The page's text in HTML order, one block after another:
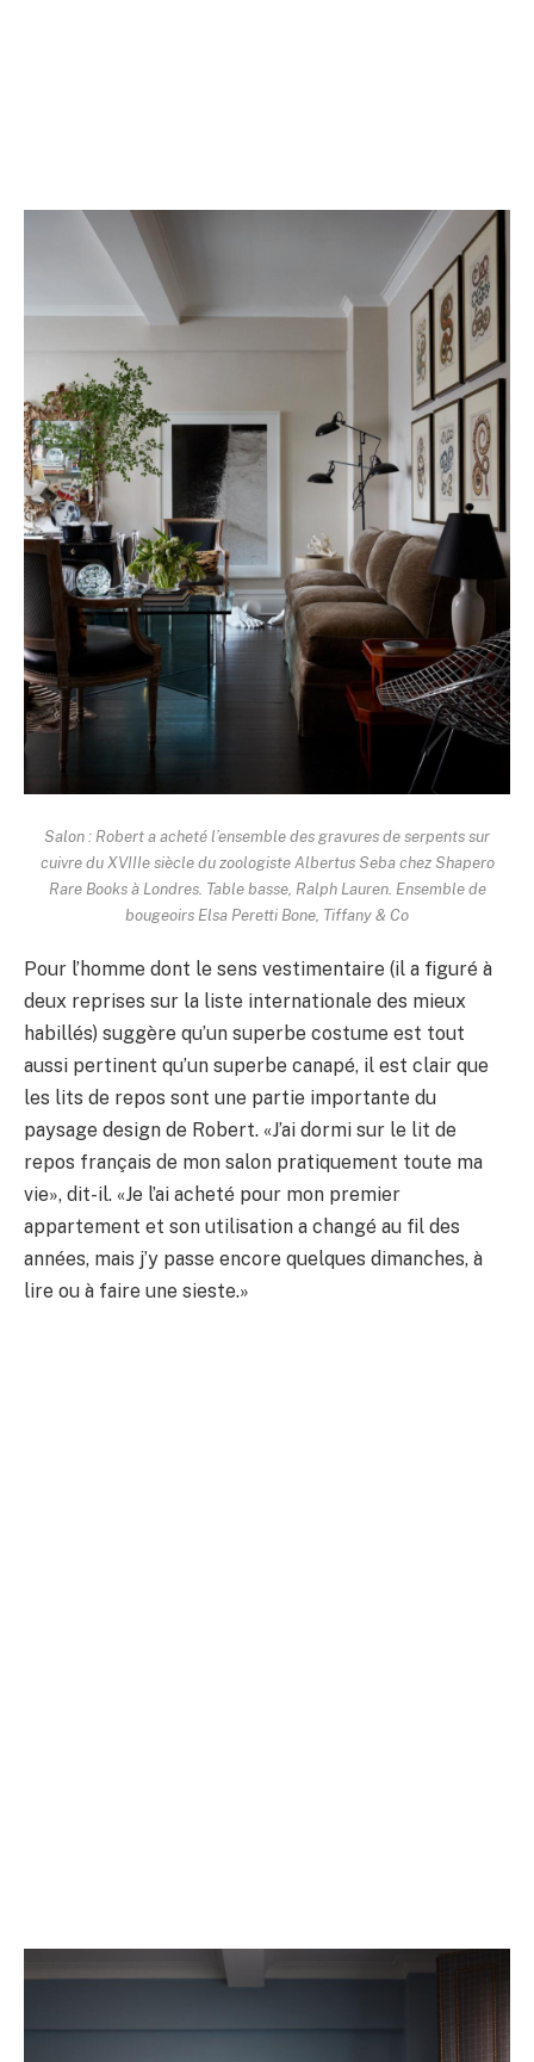
Salon : Robert a acheté l’ensemble des gravures de serpents sur
cuivre du XVIIIe siècle du zoologiste Albertus Seba chez Shapero
Rare Books à Londres. Table basse, Ralph Lauren. Ensemble de
bougeoirs Elsa Peretti Bone, Tiffany & Co
Pour l’homme dont le sens vestimentaire (il a figuré à
deux reprises sur la liste internationale des mieux
habillés) suggère qu’un superbe costume est tout
aussi pertinent qu’un superbe canapé, il est clair que
les lits de repos sont une partie importante du
paysage design de Robert. «J’ai dormi sur le lit de
repos français de mon salon pratiquement toute ma
vie», dit-il. «Je l’ai acheté pour mon premier
appartement et son utilisation a changé au fil des
années, mais j’y passe encore quelques dimanches, à
lire ou à faire une sieste.»